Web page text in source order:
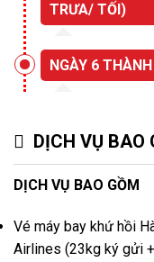
TRƯA/ TỐI)
NGÀY 6
DỊCH VỤ BAO
DỊCH VỤ BAO GỒM
Vé máy bay khứ hồi
Airlines (23kg ký gửi